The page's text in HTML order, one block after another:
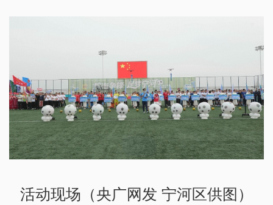
活动现场（央广网发 宁河区供图）